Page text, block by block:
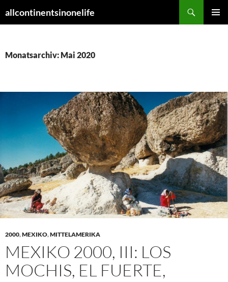
Inhalt
allcontinentsinonelife
Monatsarchiv: Mai 2020
2000,MEXIKO,MITTELAMERIKA
MEXIKO 2000, III: LOS
MOCHIS, EL FUERTE,